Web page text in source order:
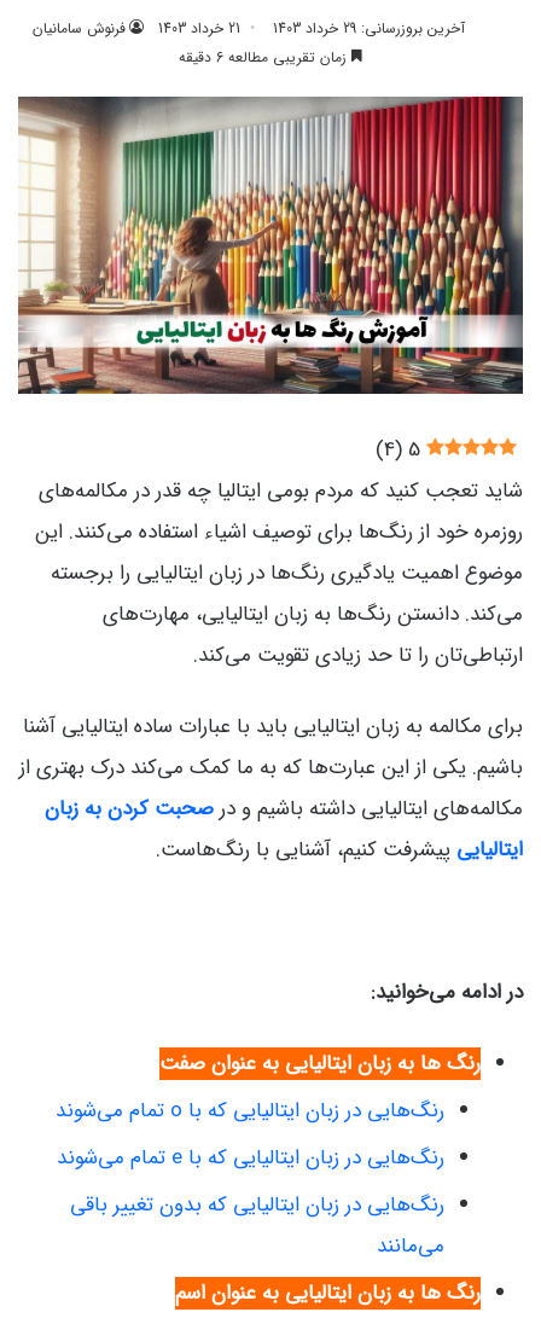
فرنوش سامانیان 21 خرداد 1403
آخرین بروزرسانی: 29 خرداد 1403
زمان تقریبی مطالعه 6 دقیقه
5
(
4
)
شاید تعجب کنید که مردم بومی ایتالیا چه قدر در مکالمه‌های
روزمره خود از رنگ‌ها برای توصیف اشیاء استفاده می‌کنند. این
موضوع اهمیت یادگیری رنگ‌ها در زبان ایتالیایی را برجسته
می‌کند. دانستن رنگ‌ها به زبان ایتالیایی، مهارت‌های
ارتباطی‌تان را تا حد زیادی تقویت می‌کند.
برای مکالمه به زبان ایتالیایی باید با عبارات ساده ایتالیایی آشنا
باشیم. یکی از این عبارت‌ها که به ما کمک می‌کند درک بهتری از
مکالمه‌های ایتالیایی داشته باشیم و درصحبت کردن به زبان
ایتالیایی پیشرفت کنیم، آشنایی با رنگ‌هاست.
در ادامه می‌خوانید:
رنگ‌ ها به زبان ایتالیایی به عنوان صفت
رنگ‌هایی در زبان ایتالیایی که با o تمام می‌شوند
رنگ‌هایی در زبان ایتالیایی که با e تمام می‌شوند
رنگ‌هایی در زبان ایتالیایی که بدون تغییر باقی
می‌مانند
رنگ‌ ها به زبان ایتالیایی به عنوان اسم